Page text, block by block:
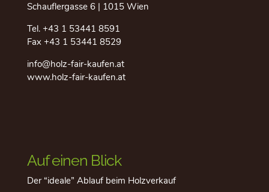
Schauflergasse 6 | 1015 Wien
Tel. +43 1 53441 8591
Fax +43 1 53441 8529
info@holz-fair-kaufen.at
www.holz-fair-kaufen.at
Auf einen Blick
Der “ideale” Ablauf beim Holzverkauf